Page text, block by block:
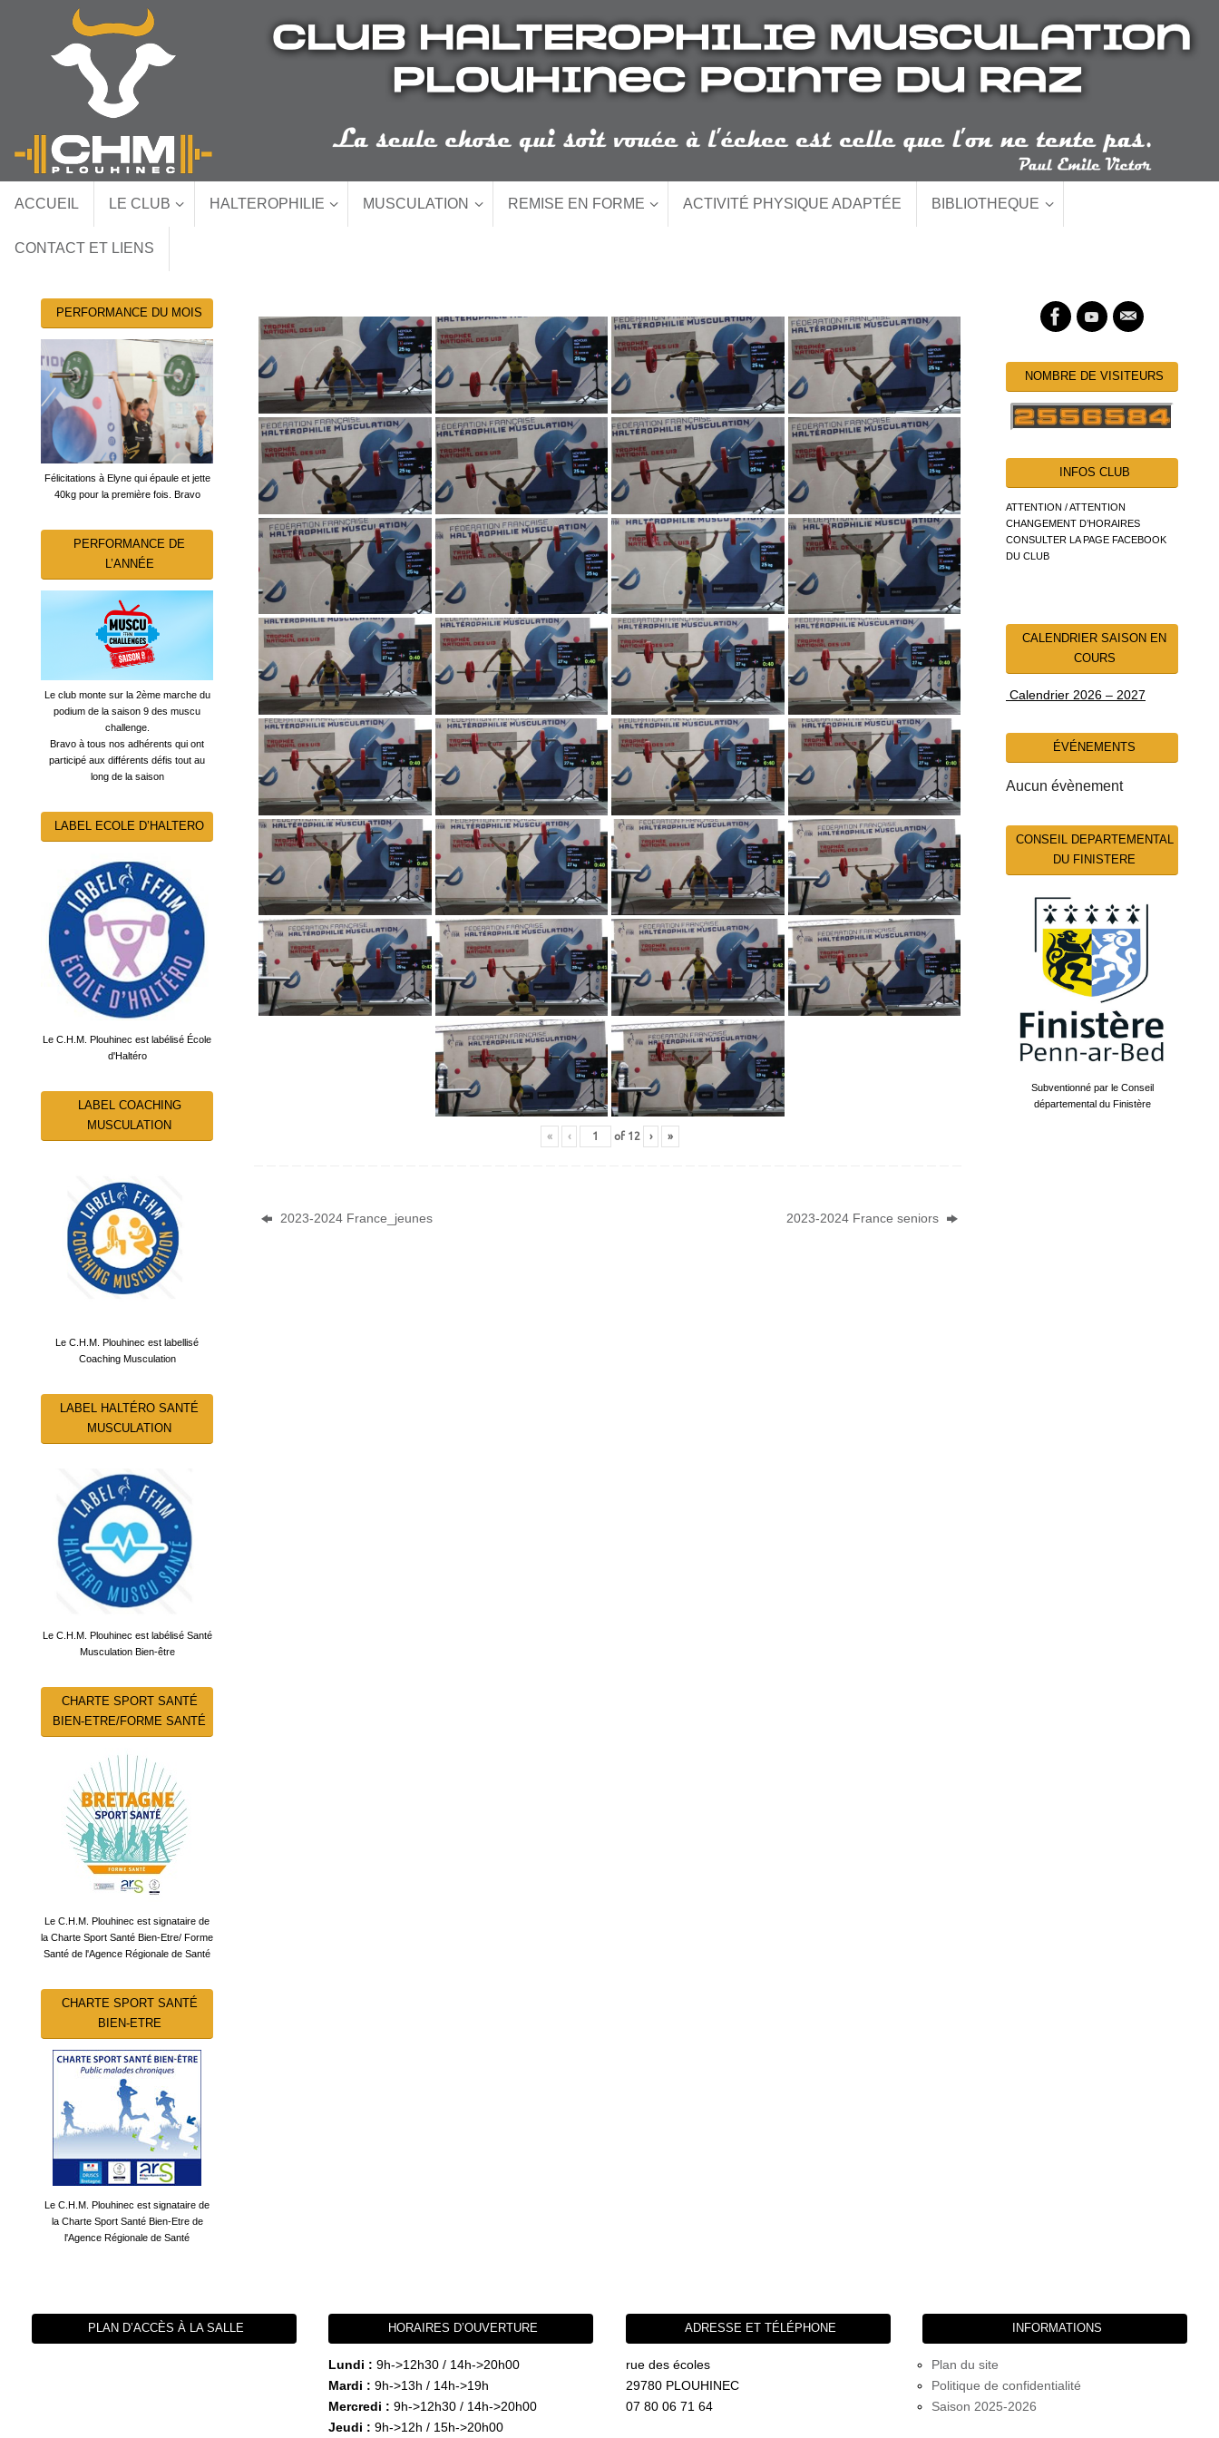
ACCUEIL LE CLUB HALTEROPHILIE MUSCULATION REMISE EN FORME ACTIVITÉ PHYSIQUE ADAPTÉE BIBLIOTHEQUE
CONTACT ET LIENS
« ‹ of 12 › »
2023-2024 France_jeunes 2023-2024 France seniors
PERFORMANCE DU MOIS
Félicitations à Elyne qui épaule et jette
40kg pour la première fois. Bravo
PERFORMANCE DE
L’ANNÉE
Le club monte sur la 2ème marche du
podium de la saison 9 des muscu
challenge.
Bravo à tous nos adhérents qui ont
participé aux différents défis tout au
long de la saison
LABEL ECOLE D’HALTERO
Le C.H.M. Plouhinec est labélisé École
d'Haltéro
LABEL COACHING
MUSCULATION
Le C.H.M. Plouhinec est labellisé
Coaching Musculation
LABEL HALTÉRO SANTÉ
MUSCULATION
Le C.H.M. Plouhinec est labélisé Santé
Musculation Bien-être
CHARTE SPORT SANTÉ
BIEN-ETRE/FORME SANTÉ
Le C.H.M. Plouhinec est signataire de
la Charte Sport Santé Bien-Etre/ Forme
Santé de l'Agence Régionale de Santé
CHARTE SPORT SANTÉ
BIEN-ETRE
Le C.H.M. Plouhinec est signataire de
la Charte Sport Santé Bien-Etre de
l'Agence Régionale de Santé
NOMBRE DE VISITEURS
INFOS CLUB
ATTENTION / ATTENTION
CHANGEMENT D’HORAIRES
CONSULTER LA PAGE FACEBOOK
DU CLUB
CALENDRIER SAISON EN
COURS
Calendrier 2026 – 2027
ÉVÉNEMENTS
Aucun évènement
CONSEIL DEPARTEMENTAL
DU FINISTERE
Subventionné par le Conseil
départemental du Finistère
PLAN D’ACCÈS À LA SALLE HORAIRES D’OUVERTURE
Lundi : 9h->12h30 / 14h->20h00
Mardi : 9h->13h / 14h->19h
Mercredi : 9h->12h30 / 14h->20h00
Jeudi : 9h->12h / 15h->20h00
ADRESSE ET TÉLÉPHONE
rue des écoles
29780 PLOUHINEC
07 80 06 71 64
INFORMATIONS
Plan du site
Politique de confidentialité
Saison 2025-2026